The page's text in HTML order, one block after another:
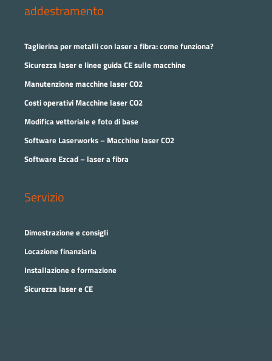
addestramento
Taglierina per metalli con laser a fibra: come funziona?
Sicurezza laser e linee guida CE sulle macchine
Manutenzione macchine laser CO2
Costi operativi Macchine laser CO2
Modifica vettoriale e foto di base
Software Laserworks – Macchine laser CO2
Software Ezcad – laser a fibra
Servizio
Dimostrazione e consigli
Locazione finanziaria
Installazione e formazione
Sicurezza laser e CE